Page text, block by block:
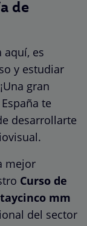
de
aquí, es
y estudiar
gran
te
desarrollarte
mejor
Curso de
mm
del sector